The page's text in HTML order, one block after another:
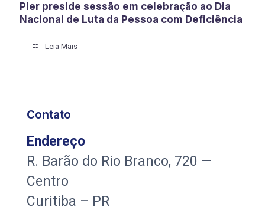
Pier preside sessão em celebração ao Dia
Nacional de Luta da Pessoa com Deficiência
Leia Mais
Contato
Endereço
R. Barão do Rio Branco, 720 —
Centro
Curitiba – PR